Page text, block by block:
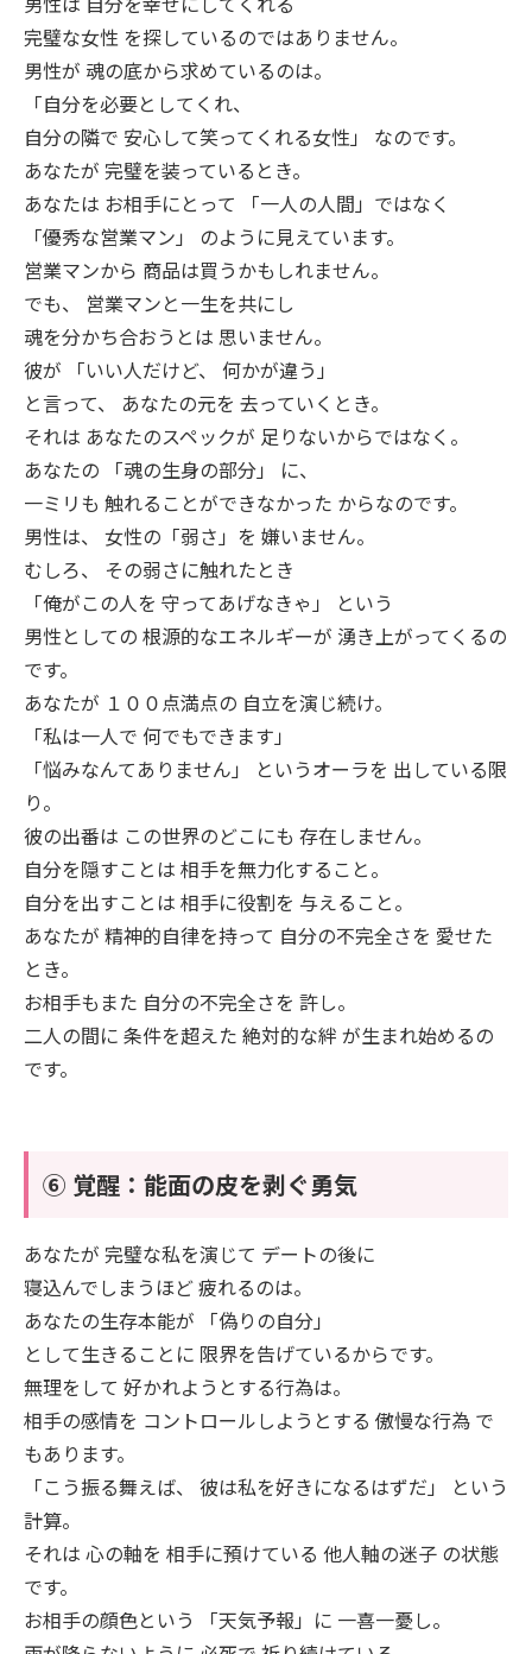
完璧な女性 を探しているのではありません。
男性が 魂の底から求めているのは。
「自分を必要としてくれ、
自分の隣で 安心して笑ってくれる女性」 なのです。
あなたが 完璧を装っているとき。
あなたは お相手にとって 「一人の人間」ではなく
「優秀な営業マン」 のように見えています。
営業マンから 商品は買うかもしれません。
でも、 営業マンと一生を共にし
魂を分かち合おうとは 思いません。
彼が 「いい人だけど、 何かが違う」
と言って、 あなたの元を 去っていくとき。
それは あなたのスペックが 足りないからではなく。
あなたの 「魂の生身の部分」 に、
一ミリも 触れることができなかった からなのです。
男性は、 女性の「弱さ」を 嫌いません。
むしろ、 その弱さに触れたとき
「俺がこの人を 守ってあげなきゃ」 という
男性としての 根源的なエネルギーが 湧き上がってくるの
です。
あなたが １００点満点の 自立を演じ続け。
「私は一人で 何でもできます」
「悩みなんてありません」 というオーラを 出している限
り。
彼の出番は この世界のどこにも 存在しません。
自分を隠すことは 相手を無力化すること。
自分を出すことは 相手に役割を 与えること。
あなたが 精神的自律を持って 自分の不完全さを 愛せた
とき。
お相手もまた 自分の不完全さを 許し。
二人の間に 条件を超えた 絶対的な絆 が生まれ始めるの
です。
⑥ 覚醒：能面の皮を剥ぐ勇気
あなたが 完璧な私を演じて デートの後に
寝込んでしまうほど 疲れるのは。
あなたの生存本能が 「偽りの自分」
として生きることに 限界を告げているからです。
無理をして 好かれようとする行為は。
相手の感情を コントロールしようとする 傲慢な行為 で
もあります。
「こう振る舞えば、 彼は私を好きになるはずだ」 という
計算。
それは 心の軸を 相手に預けている 他人軸の迷子 の状態
です。
お相手の顔色という 「天気予報」に 一喜一憂し。